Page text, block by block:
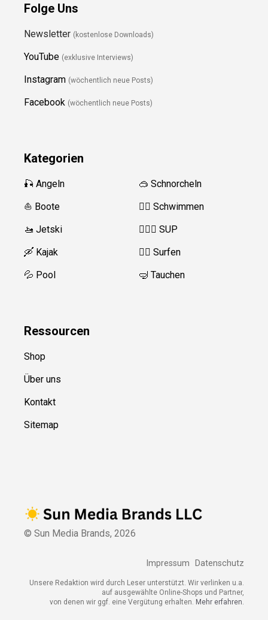
Folge Uns
Newsletter (kostenlose Downloads)
YouTube (exklusive Interviews)
Instagram (wöchentlich neue Posts)
Facebook (wöchentlich neue Posts)
Kategorien
🎣 Angeln
⛵️ Boote
🚤 Jetski
🛶 Kajak
💦 Pool
🥽 Schnorcheln
🏊‍♂️ Schwimmen
🏄‍♀️🛶 SUP
🏄‍♂️ Surfen
🤿 Tauchen
Ressourcen
Shop
Über uns
Kontakt
Sitemap
© Sun Media Brands, 2026
Impressum Datenschutz
Unsere Redaktion wird durch Leser unterstützt. Wir verlinken u.a.
auf ausgewählte Online-Shops und Partner,
von denen wir ggf. eine Vergütung erhalten. Mehr erfahren.